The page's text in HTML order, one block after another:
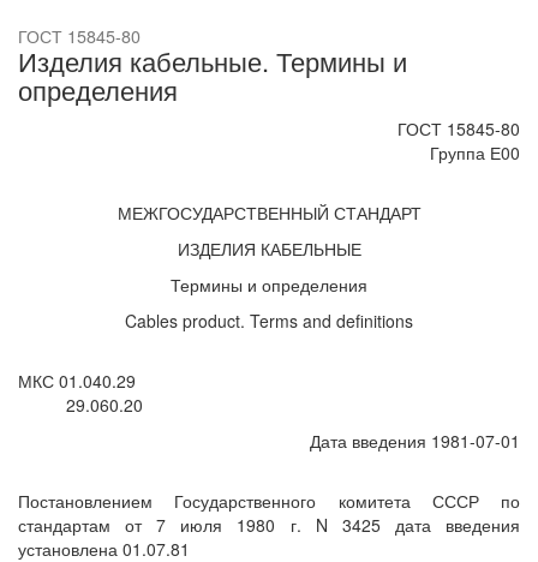
ГОСТ 15845-80
Изделия кабельные. Термины и
определения
ГОСТ 15845-80
Группа Е00
МЕЖГОСУДАРСТВЕННЫЙ СТАНДАРТ
ИЗДЕЛИЯ КАБЕЛЬНЫЕ
Термины и определения
Cables product. Terms and definitions
МКС 01.040.29
29.060.20
Дата введения 1981-07-01
Постановлением Государственного комитета СССР по
стандартам от 7 июля 1980 г. N 3425 дата введения
установлена 01.07.81